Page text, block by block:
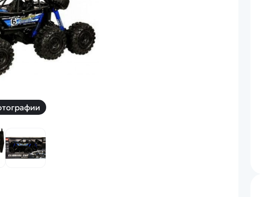
ну пульте
Заказать звонок
Наши соцсети: